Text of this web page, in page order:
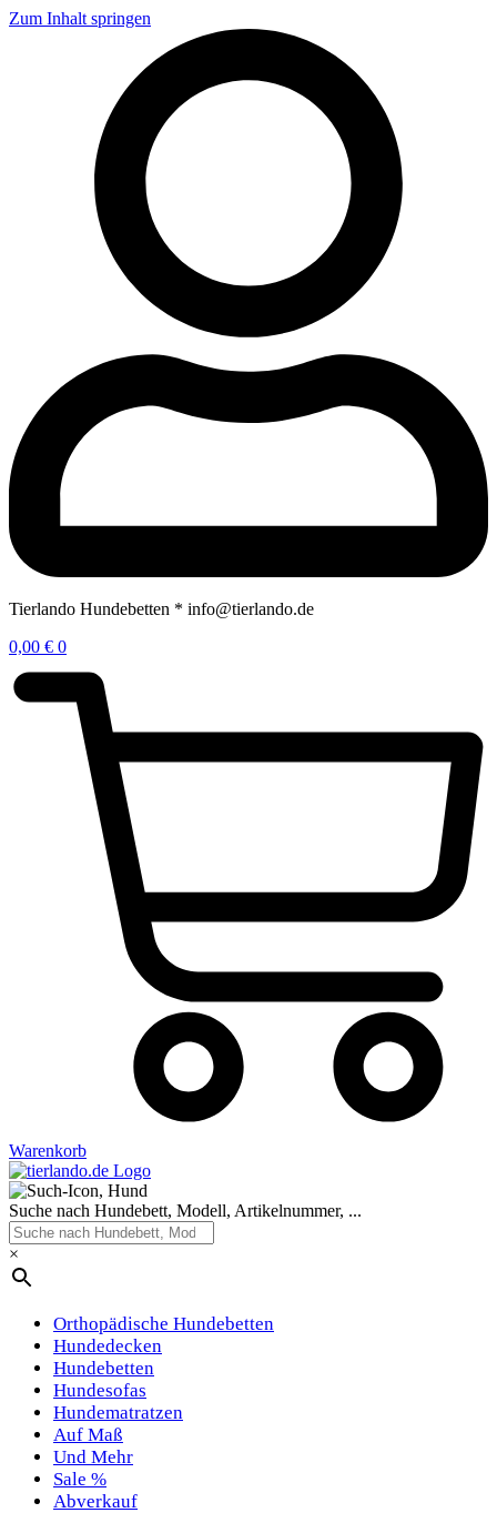
Zum Inhalt springen
Tierlando Hundebetten * info@tierlando.de
0,00 € 0
Warenkorb
Suche nach Hundebett, Modell, Artikelnummer, ...
×
Orthopädische Hundebetten
Hundedecken
Hundebetten
Hundesofas
Hundematratzen
Auf Maß
Und Mehr
Sale %
Abverkauf